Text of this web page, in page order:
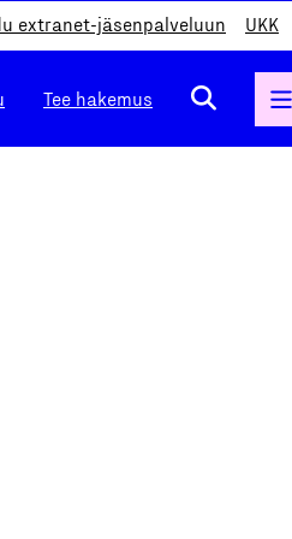
extranet-jäsenpalveluun UKK
Tee hakemus